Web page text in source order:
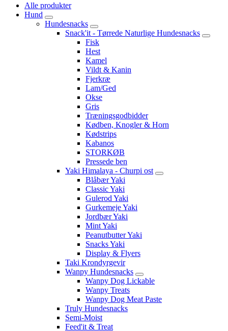
Alle produkter
Hund
Hundesnacks
Snack'it - Tørrede Naturlige Hundesnacks
Fisk
Hest
Kamel
Vildt & Kanin
Fjerkræ
Lam/Ged
Okse
Gris
Træningsgodbidder
Kødben, Knogler & Horn
Kødstrips
Kabanos
STORKØB
Pressede ben
Yaki Himalaya - Churpi ost
Blåbær Yaki
Classic Yaki
Gulerod Yaki
Gurkemeje Yaki
Jordbær Yaki
Mint Yaki
Peanutbutter Yaki
Snacks Yaki
Display & Flyers
Taki Krondyrgevir
Wanpy Hundesnacks
Wanpy Dog Lickable
Wanpy Treats
Wanpy Dog Meat Paste
Truly Hundesnacks
Semi-Moist
Feed'it & Treat